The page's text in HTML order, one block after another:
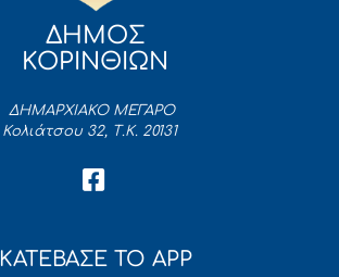
ΔΗΜΟΣ
ΚΟΡΙΝΘΙΩΝ
ΔΗΜΑΡΧΙΑΚΟ ΜΕΓΑΡΟ
Κολιάτσου 32, Τ.Κ. 20131
ΚΑΤΕΒΑΣΕ ΤΟ APP